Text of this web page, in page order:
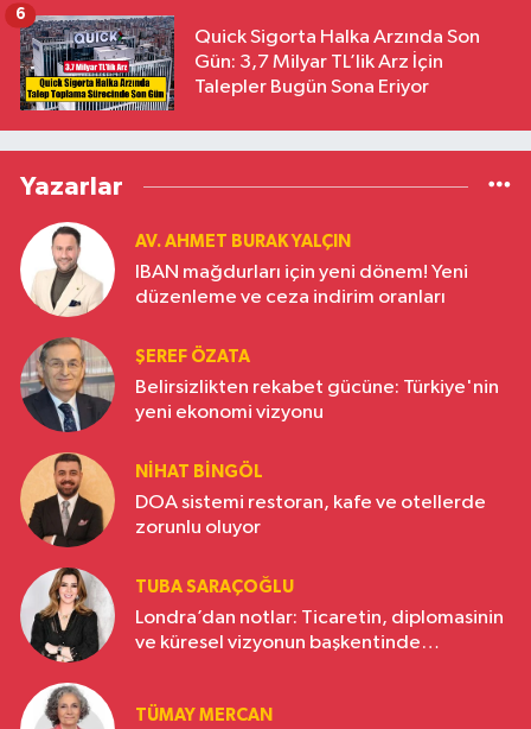
Quick Sigorta Halka Arzında Son
Gün: 3,7 Milyar TL’lik Arz İçin
Talepler Bugün Sona Eriyor
6
Yazarlar
AV. AHMET BURAK YALÇIN
IBAN mağdurları için yeni dönem! Yeni
düzenleme ve ceza indirim oranları
ŞEREF ÖZATA
Belirsizlikten rekabet gücüne: Türkiye'nin
yeni ekonomi vizyonu
NIHAT BINGÖL
DOA sistemi restoran, kafe ve otellerde
zorunlu oluyor
TUBA SARAÇOĞLU
Londra’dan notlar: Ticaretin, diplomasinin
ve küresel vizyonun başkentinde
TÜMAY MERCAN